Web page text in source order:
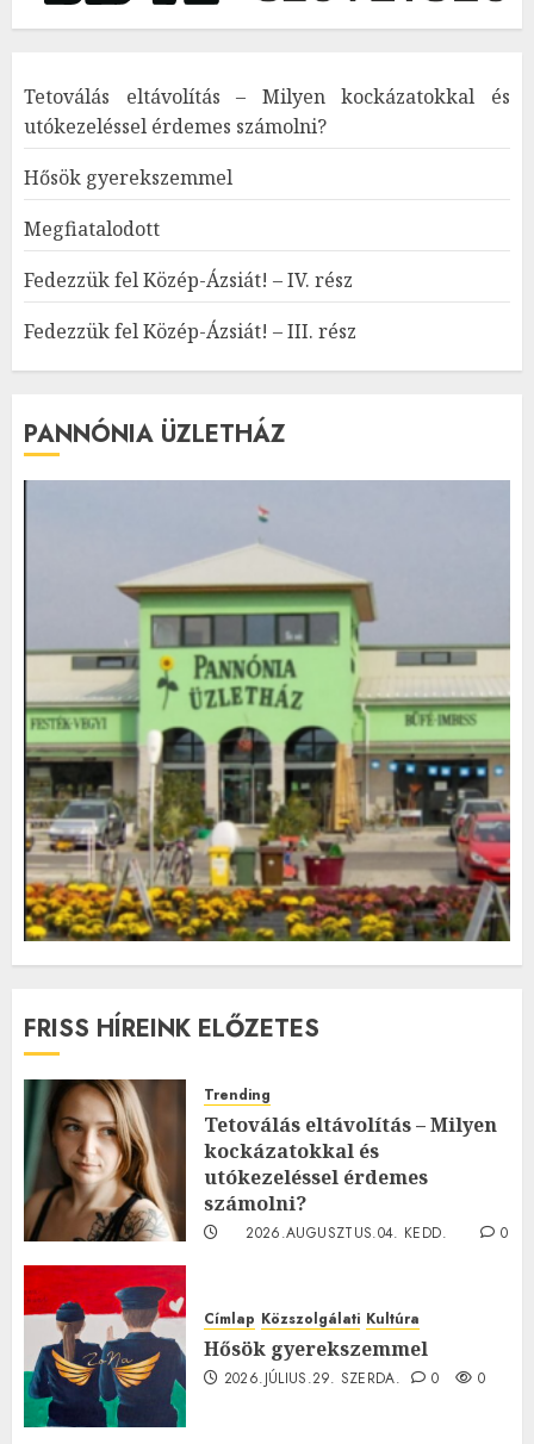
Tetoválás eltávolítás – Milyen kockázatokkal és
utókezeléssel érdemes számolni?
Hősök gyerekszemmel
Megfiatalodott
Fedezzük fel Közép-Ázsiát! – IV. rész
Fedezzük fel Közép-Ázsiát! – III. rész
PANNÓNIA ÜZLETHÁZ
FRISS HÍREINK ELŐZETES
Trending
Tetoválás eltávolítás – Milyen
kockázatokkal és
utókezeléssel érdemes
számolni?
2026.AUGUSZTUS.04. KEDD.
0
Címlap Közszolgálati Kultúra
Hősök gyerekszemmel
2026.JÚLIUS.29. SZERDA. 0 0